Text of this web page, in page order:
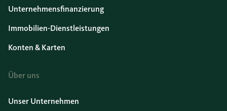
Unternehmensfinanzierung
Immobilien-Dienstleistungen
Konten & Karten
Über uns
Unser Unternehmen